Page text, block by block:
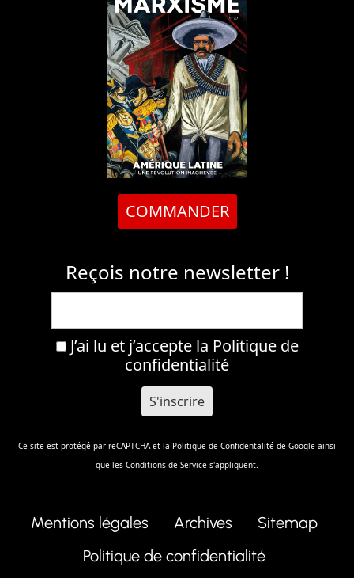
COMMANDER
Reçois notre newsletter !
J’ai lu et j’accepte la Politique de
confidentialité
Ce site est protégé par reCAPTCHA et la Politique de Confidentalité de Google ainsi
que les Conditions de Service s'appliquent.
Mentions légales Archives
Sitemap
Politique de confidentialité